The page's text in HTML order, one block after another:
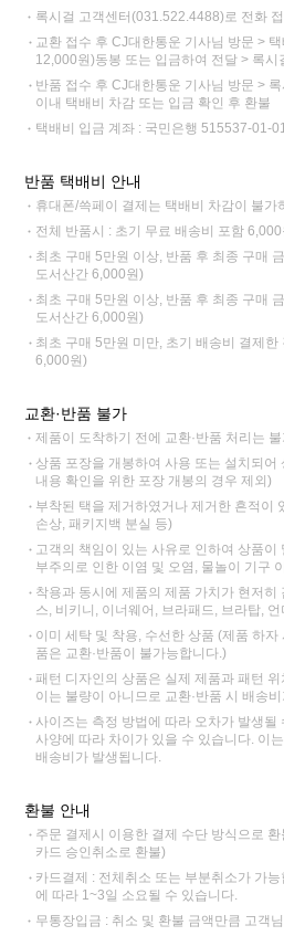
록시걸 고객센터(031.522.4488)로 전화
교환 접수 후 CJ대한통운 기사님 방문 >
12,000원)동봉 또는 입금하여 전달 > 록시
반품 접수 후 CJ대한통운 기사님 방문 >
이내 택배비 차감 또는 입금 확인 후 환불
택배비 입금 계좌 : 국민은행 515537-01-
반품 택배비 안내
휴대폰/쓱페이 결제는 택배비 차감이 불가
전체 반품시 : 초기 무료 배송비 포함
최초 구매 5만원 이상, 반품 후 최종 구매
도서산간 6,000원)
최초 구매 5만원 이상, 반품 후 최종 구매
도서산간 6,000원)
최초 구매 5만원 미만, 초기 배송비 결제
6,000원)
교환·반품 불가
제품이 도착하기 전에 교환·반품 처리는 불
상품 포장을 개봉하여 사용 또는 설치되어
내용 확인을 위한 포장 개봉의 경우 제외)
부착된 택을 제거하였거나 제거한 흔적이
손상, 패키지백 분실 등)
고객의 책임이 있는 사유로 인하여 상품
부주의로 인한 이염 및 오염, 물놀이 기구
착용과 동시에 제품의 제품 가치가 현저히
스, 비키니, 이너웨어, 브라패드, 브라탑, 언
이미 세탁 및 착용, 수선한 상품 (제품 하
품은 교환·반품이 불가능합니다.)
패턴 디자인의 상품은 실제 제품과 패턴
이는 불량이 아니므로 교환·반품 시 배송
사이즈는 측정 방법에 따라 오차가 발생
사양에 따라 차이가 있을 수 있습니다. 이
배송비가 발생됩니다.
환불 안내
주문 결제시 이용한 결제 수단 방식으로
카드 승인취소로 환불)
카드결제 : 전체취소 또는 부분취소가 가
에 따라 1~3일 소요될 수 있습니다.
무통장입금 : 취소 및 환불 금액만큼 고객